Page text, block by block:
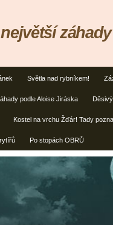
Světla nad rybníkem!
podle Aloise Jiráska
Kostel na vrchu Žďár! Tady
Po stopách OBRŮ
záhady